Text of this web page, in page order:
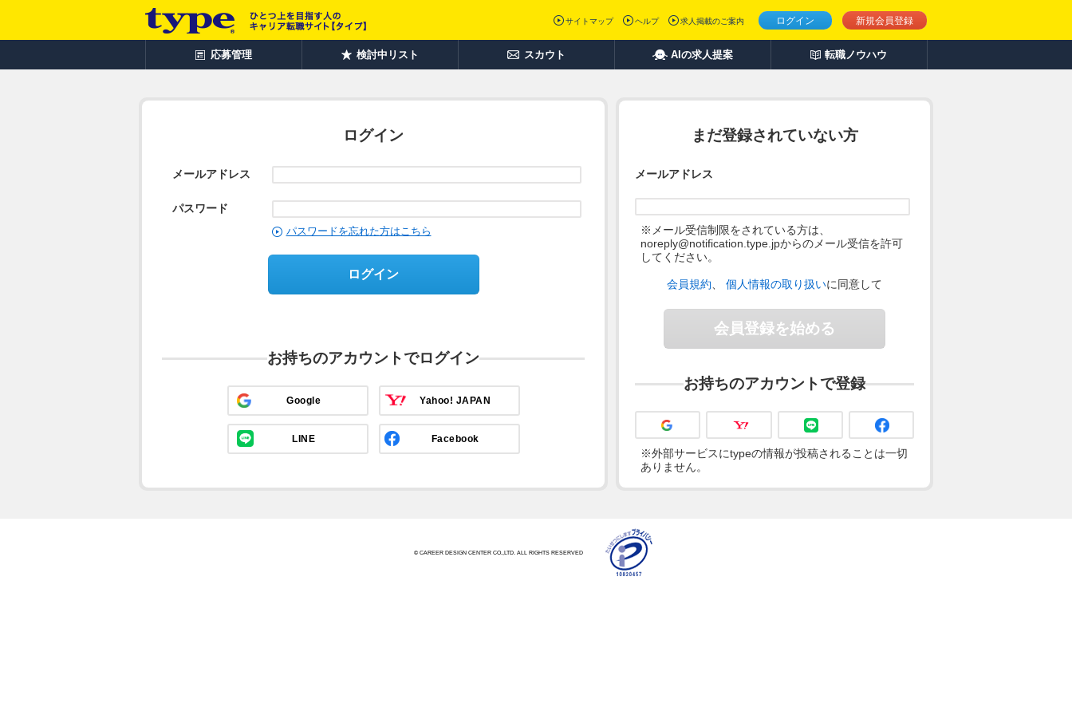
ログイン 新規会員登録
サイトマップ ヘルプ 求人掲載のご案内
応募管理 検討中リスト スカウト AIの求人提案 転職ノウハウ
ログイン
メールアドレス
パスワード
パスワードを忘れた方はこちら
ログイン
お持ちのアカウントでログイン
Google Yahoo! JAPAN
LINE Facebook
まだ登録されていない方
メールアドレス
※メール受信制限をされている方は、
noreply@notification.type.jpからのメール受信を許可
してください。
会員規約 個人情報の取り扱いに同意して
会員登録を始める
お持ちのアカウントで登録
※外部サービスにtypeの情報が投稿されることは一切
ありません。
© CAREER DESIGN CENTER CO.,LTD. ALL RIGHTS RESERVED